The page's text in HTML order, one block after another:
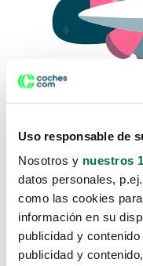
Uso responsable de
Nosotros y nuestros
datos personales,
como las cookies
información en su
publicidad y
publicidad y
Lo
te hemos